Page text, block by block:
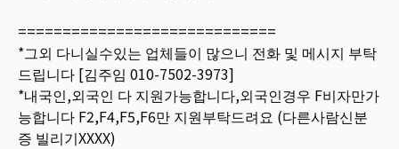
=============================
*그외 다니실수있는 업체들이 많으니 전화 및 메시지 부탁
드립니다 [김주임 010-7502-3973]
*내국인,외국인 다 지원가능합니다,외국인경우 F비자만가
능합니다 F2,F4,F5,F6만 지원부탁드려요 (다른사람신분
증 빌리기XXXX)